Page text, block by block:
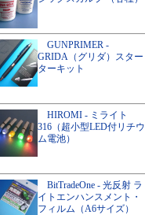
GUNPRIMER -
GRIDA（グリダ）スター
ターキット
HIROMI - ミライト
316（超小型LED付リチウ
ム電池）
BitTradeOne - 光反射 ラ
イトエンハンスメント・
フィルム（A6サイズ）